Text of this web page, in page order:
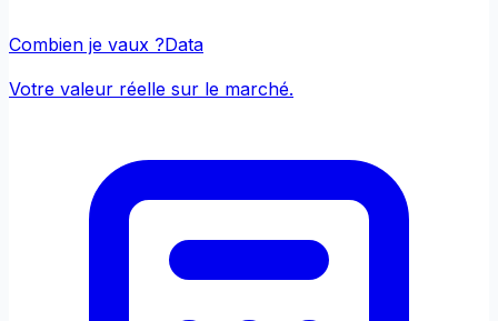
Combien je vaux ?Data
Votre valeur réelle sur le marché.